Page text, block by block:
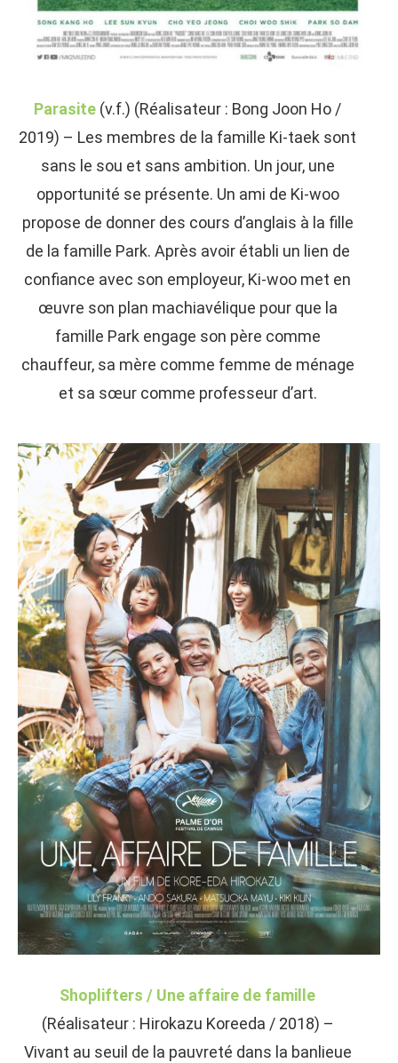
Parasite (v.f.) (Réalisateur : Bong Joon Ho /
2019) – Les membres de la famille Ki-taek sont
sans le sou et sans ambition. Un jour, une
opportunité se présente. Un ami de Ki-woo
propose de donner des cours d’anglais à la fille
de la famille Park. Après avoir établi un lien de
confiance avec son employeur, Ki-woo met en
œuvre son plan machiavélique pour que la
famille Park engage son père comme
chauffeur, sa mère comme femme de ménage
et sa sœur comme professeur d’art.
Shoplifters / Une affaire de famille
(Réalisateur : Hirokazu Koreeda / 2018) –
Vivant au seuil de la pauvreté dans la banlieue